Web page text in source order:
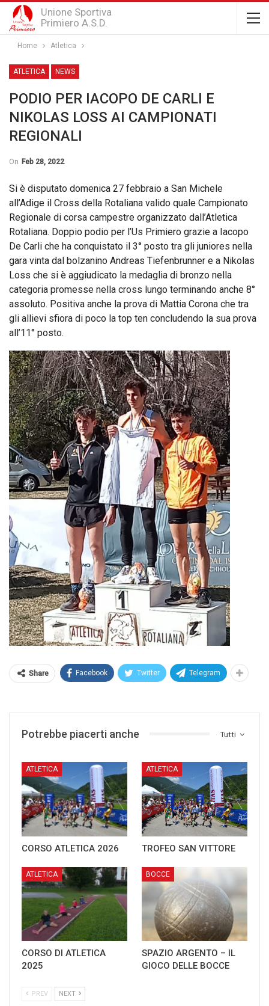
Unione Sportiva
Primiero A.S.D.
Home Atletica
ATLETICA NEWS
PODIO PER IACOPO DE CARLI E
NIKOLAS LOSS AI CAMPIONATI
REGIONALI
On Feb 28, 2022
Si è disputato domenica 27 febbraio a San Michele
all’Adige il Cross della Rotaliana valido quale Campionato
Regionale di corsa campestre organizzato dall’Atletica
Rotaliana. Doppio podio per l’Us Primiero grazie a Iacopo
De Carli che ha conquistato il 3° posto tra gli juniores nella
gara vinta dal bolzanino Andreas Tiefenbrunner e a Nikolas
Loss che si è aggiudicato la medaglia di bronzo nella
categoria promesse nella cross lungo terminando anche 8°
assoluto. Positiva anche la prova di Mattia Corona che tra
gli allievi sfiora di poco la top ten concludendo la sua prova
all’11° posto.
Share Facebook Twitter Telegram
Tutti
Potrebbe piacerti anche
ATLETICA
CORSO ATLETICA 2026
ATLETICA
TROFEO SAN VITTORE
ATLETICA
CORSO DI ATLETICA
2025
BOCCE
SPAZIO ARGENTO – IL
GIOCO DELLE BOCCE
PREV NEXT